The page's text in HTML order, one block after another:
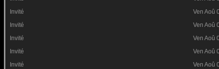
Invité
Ven Aoû
Invité
Ven Aoû
Invité
Ven Aoû
Invité
Ven Aoû
Invité
Ven Aoû